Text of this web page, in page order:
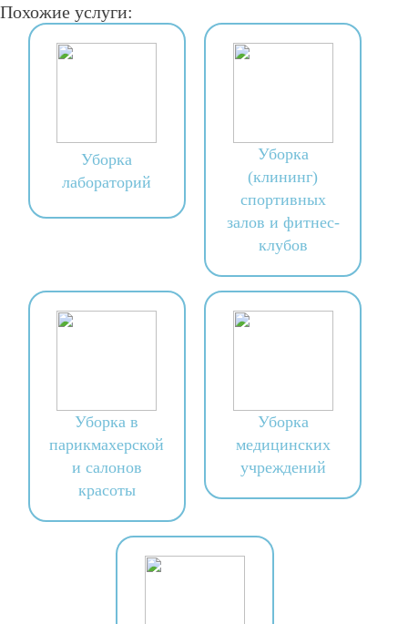
Похожие услуги:
Уборка
лабораторий
Уборка
(клининг)
спортивных
залов и фитнес-
клубов
Уборка в
парикмахерской
и салонов
красоты
Уборка
медицинских
учреждений